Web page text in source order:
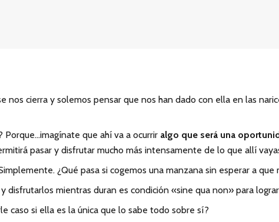
nos cierra y solemos pensar que nos han dado con ella en las
Porque…imagínate que ahí va a ocurrir algo que será una
pasar y disfrutar mucho más intensamente de lo que allí
¿Qué pasa si cogemos una manzana sin esperar a que
disfrutarlos mientras duran es condición «sine qua non» para
caso si ella es la única que lo sabe todo sobre sí?